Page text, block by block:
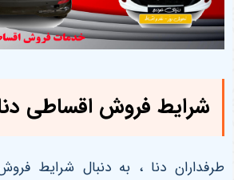
شرایط فروش اقساطی
طرفداران دنا ، به دنبال شرایط